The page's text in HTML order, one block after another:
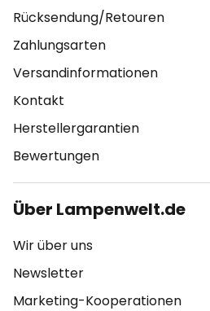
Rücksendung/Retouren
Zahlungsarten
Versandinformationen
Kontakt
Herstellergarantien
Bewertungen
Über Lampenwelt.de
Wir über uns
Newsletter
Marketing-Kooperationen